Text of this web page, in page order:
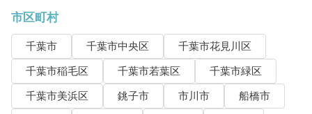
市区町村
千葉市 千葉市中央区
千葉市花見川区
千葉市稲毛区
千葉市若葉区
千葉市緑区
千葉市美浜区
銚子市 市川市
船橋市